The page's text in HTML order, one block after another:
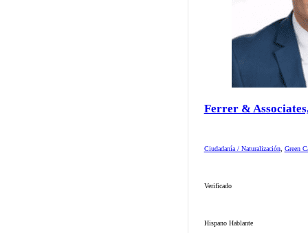
Ferrer &
Ciudadanía / Naturalización, Green
Verificado
Hispano Hablante